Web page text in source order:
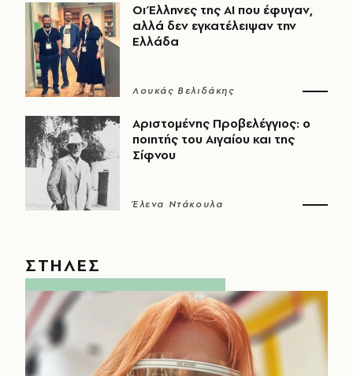
Οι Έλληνες της ΑΙ που έφυγαν,
αλλά δεν εγκατέλειψαν την
Ελλάδα
Λουκάς Βελιδάκης
Αριστομένης Προβελέγγιος: ο
ποιητής του Αιγαίου και της
Σίφνου
Έλενα Ντάκουλα
ΣΤΗΛΕΣ